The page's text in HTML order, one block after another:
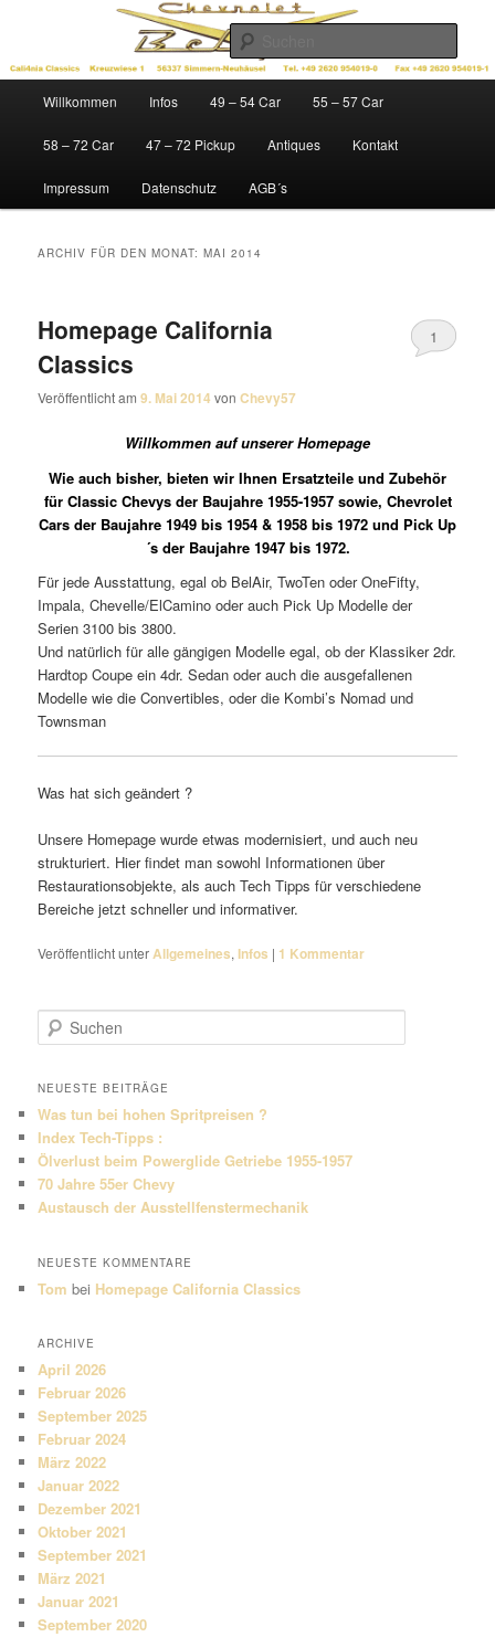
wechselnCali4nia Classics
Ersatzteile für Chevys der Baujahre 1949 – 1972
Willkommen Infos 49 – 54 Car 55 – 57 Car
58 – 72 Car 47 – 72 Pickup Antiques Kontakt
Impressum Datenschutz AGB´s
ARCHIV FÜR DEN MONAT:MAI 2014
Homepage California
Classics
Veröffentlicht am9. Mai 2014vonChevy57
1
Willkommen auf unserer Homepage
Wie auch bisher, bieten wir Ihnen Ersatzteile und Zubehör
für Classic Chevys der Baujahre 1955-1957 sowie, Chevrolet
Cars der Baujahre 1949 bis 1954 & 1958 bis 1972 und Pick Up
´s der Baujahre 1947 bis 1972.
Für jede Ausstattung, egal ob BelAir, TwoTen oder OneFifty,
Impala, Chevelle/ElCamino oder auch Pick Up Modelle der
Serien 3100 bis 3800.
Und natürlich für alle gängigen Modelle egal, ob der Klassiker 2dr.
Hardtop Coupe ein 4dr. Sedan oder auch die ausgefallenen
Modelle wie die Convertibles, oder die Kombi’s Nomad und
Townsman
Was hat sich geändert ?
Unsere Homepage wurde etwas modernisiert, und auch neu
strukturiert. Hier findet man sowohl Informationen über
Restaurationsobjekte, als auch Tech Tipps für verschiedene
Bereiche jetzt schneller und informativer.
Veröffentlicht unterAllgemeines,Infos | 1 Kommentar
u
h
n
NEUESTE BEITRÄGE
Was tun bei hohen Spritpreisen ?
Index Tech-Tipps :
Ölverlust beim Powerglide Getriebe 1955-1957
70 Jahre 55er Chevy
Austausch der Ausstellfenstermechanik
NEUESTE KOMMENTARE
Tom bei Homepage California Classics
ARCHIVE
April 2026
Februar 2026
September 2025
Februar 2024
März 2022
Januar 2022
Dezember 2021
Oktober 2021
September 2021
März 2021
Januar 2021
September 2020